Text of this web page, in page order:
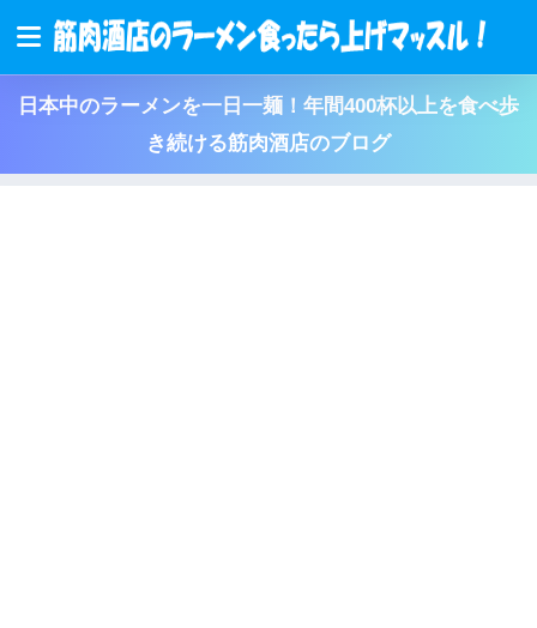
日本中のラーメンを一日一麺！年間400杯以上を食べ歩
き続ける筋肉酒店のブログ